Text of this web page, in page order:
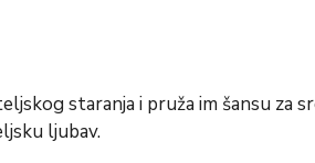
staranja i pruža im šansu
ljubav.